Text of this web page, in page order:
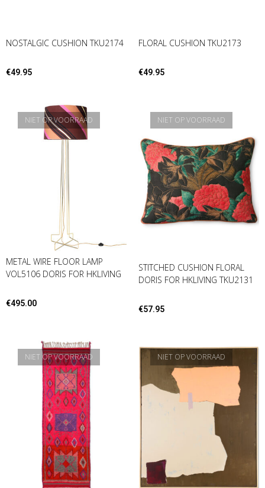
NOSTALGIC CUSHION TKU2174
€49.95
FLORAL CUSHION TKU2173
€49.95
NIET OP VOORRAAD
METAL WIRE FLOOR LAMP
VOL5106 DORIS FOR HKLIVING
€495.00
NIET OP VOORRAAD
STITCHED CUSHION FLORAL
DORIS FOR HKLIVING TKU2131
€57.95
NIET OP VOORRAAD NIET OP VOORRAAD